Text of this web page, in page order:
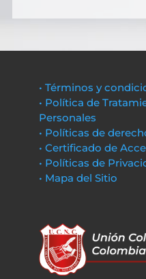
• Términos y
• Política de
Personales
• Políticas de
• Certificado de
• Políticas de
• Mapa del Sitio